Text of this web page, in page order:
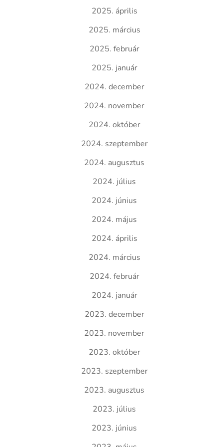
2025. április
2025. március
2025. február
2025. január
2024. december
2024. november
2024. október
2024. szeptember
2024. augusztus
2024. július
2024. június
2024. május
2024. április
2024. március
2024. február
2024. január
2023. december
2023. november
2023. október
2023. szeptember
2023. augusztus
2023. július
2023. június